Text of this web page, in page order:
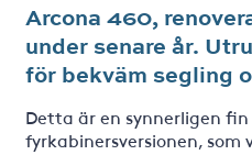
Arcona 460,
under senare år.
för bekväm segling
Detta är en synnerligen fin
fyrkabinersversionen, som